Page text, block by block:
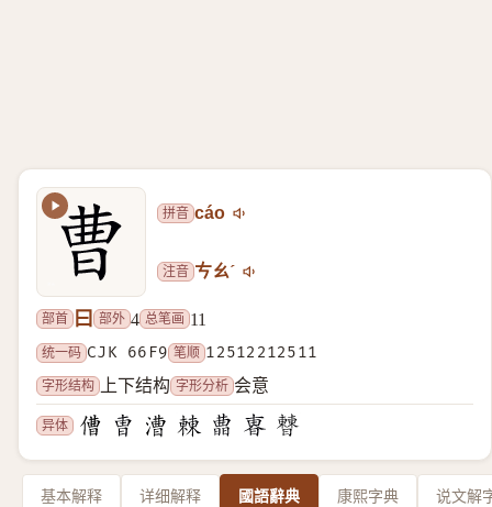
拼音 cáo
注音 ㄘㄠˊ
部首 曰 部外 4 总笔画 11
统一码 CJK 66F9 笔顺 12512212511
字形结构
上下结构 字形分析 会意
异体
基本解释 详细解释 國語辭典 康熙字典 说文解